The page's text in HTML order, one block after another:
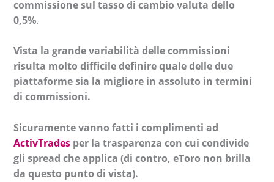
commissione sul tasso di cambio valuta dello
0,5%.
Vista la grande variabilità delle commissioni
risulta molto difficile definire quale delle due
piattaforme sia la migliore in assoluto in termini
di commissioni.
Sicuramente vanno fatti i complimenti ad
ActivTrades per la trasparenza con cui condivide
gli spread che applica (di contro, eToro non brilla
da questo punto di vista).